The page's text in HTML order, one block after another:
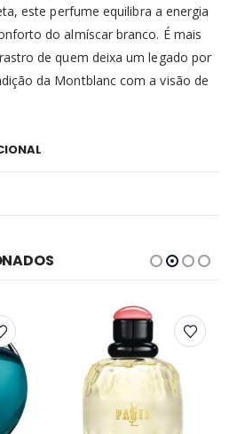
este perfume equilibra a energia
do almíscar branco. É mais
de quem deixa um legado por
da Montblanc com a visão de